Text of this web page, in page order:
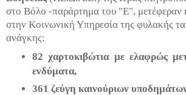
στο Βόλο -παράρτημα του "Ε", μετέφεραν
στην Κοινωνική Υπηρεσία της φυλακής
ανάγκης:
82 χαρτοκιβώτια με ελαφρώς
ενδύματα,
361 ζεύγη καινούριων